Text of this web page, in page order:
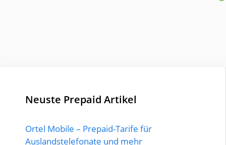
Neuste Prepaid Artikel
Ortel Mobile – Prepaid-Tarife für
Auslandstelefonate und mehr